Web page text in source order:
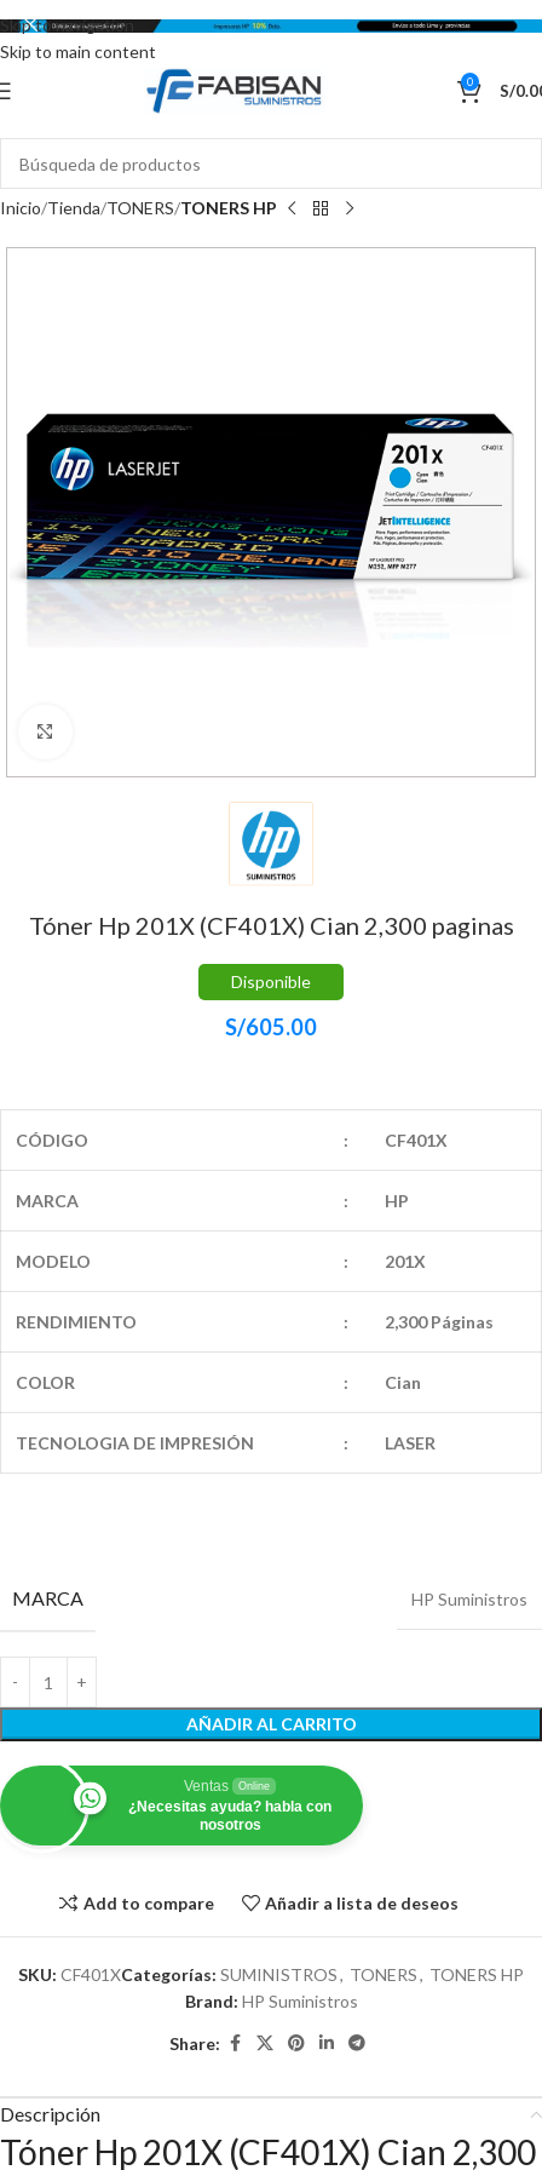
Skip to navigation
Skip to main content
0 S/
Inicio Tienda TONERS TONERS HP
Tóner Hp 201X (CF401X) Cian 2,300 paginas
Disponible
S/605.00
CÓDIGO : CF401X
MARCA : HP
MODELO : 201X
RENDIMIENTO : 2,300 Páginas
COLOR : Cian
TECNOLOGIA DE IMPRESIÓN : LASER
MARCA HP Suministros
AÑADIR AL CARRITO
Ventas Online
¿Necesitas ayuda? habla con
nosotros
Add to compare Añadir a lista de deseos
SKU: CF401XCategorías: SUMINISTROS, TONERS, TONERS HP
Brand: HP Suministros
Share:
Descripción
Tóner Hp 201X (CF401X) Cian 2,300